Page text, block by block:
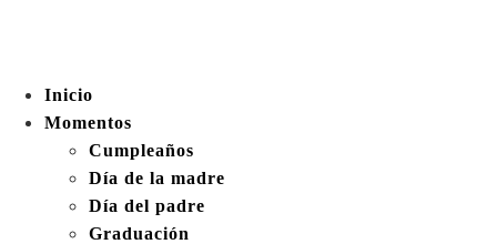
Inicio
Momentos
Cumpleaños
Día de la madre
Día del padre
Graduación